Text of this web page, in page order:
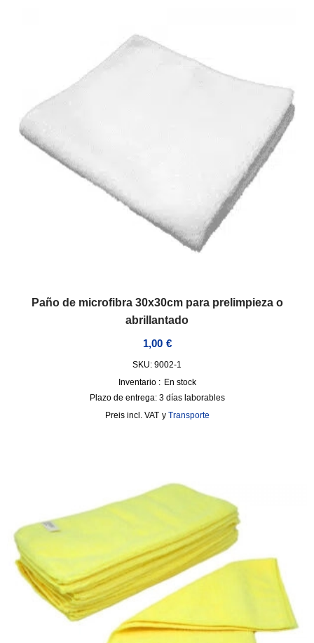
Paño de microfibra 30x30cm para prelimpieza o
abrillantado
1,00 €
SKU: 9002-1
Inventario : En stock
Plazo de entrega: 3 días laborables
incl. VAT y Transporte